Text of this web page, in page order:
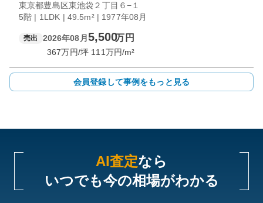
東京都豊島区東池袋２丁目６−１
5階 | 1LDK | 49.5m² | 1977年08月
売出 2026年08月 5,500万円
367万円/坪 111万円/m²
会員登録して事例をもっと見る
AI査定なら
いつでも今の相場がわかる